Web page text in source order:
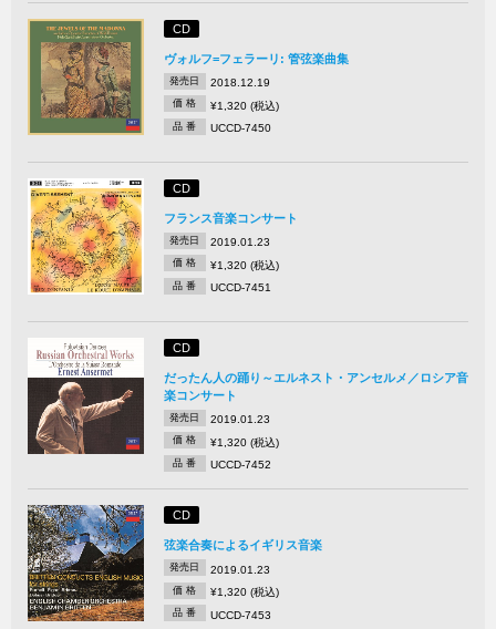
CD
ヴォルフ=フェラーリ: 管弦楽曲集
発売日 2018.12.19
価 格 ¥1,320 (税込)
品 番 UCCD-7450
CD
フランス音楽コンサート
発売日 2019.01.23
価 格 ¥1,320 (税込)
品 番 UCCD-7451
CD
だったん人の踊り～エルネスト・アンセルメ／ロシア音
楽コンサート
発売日 2019.01.23
価 格 ¥1,320 (税込)
品 番 UCCD-7452
CD
弦楽合奏によるイギリス音楽
発売日 2019.01.23
価 格 ¥1,320 (税込)
品 番 UCCD-7453